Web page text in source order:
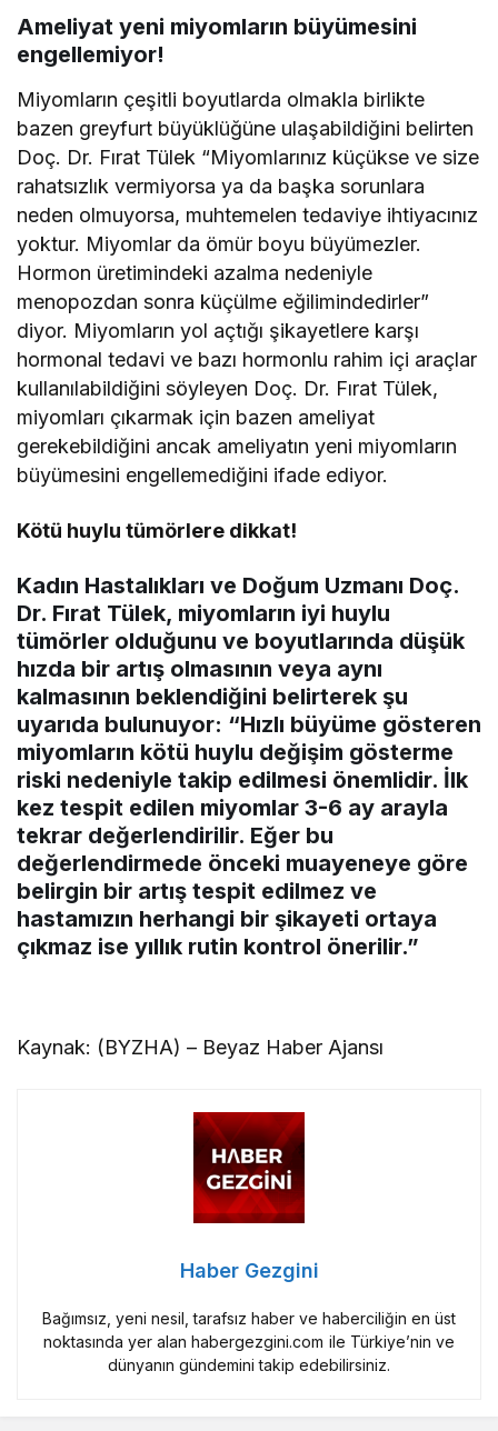
Ameliyat yeni miyomların büyümesini
engellemiyor!
Miyomların çeşitli boyutlarda olmakla birlikte
bazen greyfurt büyüklüğüne ulaşabildiğini belirten
Doç. Dr. Fırat Tülek “Miyomlarınız küçükse ve size
rahatsızlık vermiyorsa ya da başka sorunlara
neden olmuyorsa, muhtemelen tedaviye ihtiyacınız
yoktur. Miyomlar da ömür boyu büyümezler.
Hormon üretimindeki azalma nedeniyle
menopozdan sonra küçülme eğilimindedirler”
diyor. Miyomların yol açtığı şikayetlere karşı
hormonal tedavi ve bazı hormonlu rahim içi araçlar
kullanılabildiğini söyleyen Doç. Dr. Fırat Tülek,
miyomları çıkarmak için bazen ameliyat
gerekebildiğini ancak ameliyatın yeni miyomların
büyümesini engellemediğini ifade ediyor.
Kötü huylu tümörlere dikkat!
Kadın Hastalıkları ve Doğum Uzmanı Doç.
Dr. Fırat Tülek, miyomların iyi huylu
tümörler olduğunu ve boyutlarında düşük
hızda bir artış olmasının veya aynı
kalmasının beklendiğini belirterek şu
uyarıda bulunuyor: “Hızlı büyüme gösteren
miyomların kötü huylu değişim gösterme
riski nedeniyle takip edilmesi önemlidir. İlk
kez tespit edilen miyomlar 3-6 ay arayla
tekrar değerlendirilir. Eğer bu
değerlendirmede önceki muayeneye göre
belirgin bir artış tespit edilmez ve
hastamızın herhangi bir şikayeti ortaya
çıkmaz ise yıllık rutin kontrol önerilir.”
Kaynak: (BYZHA) – Beyaz Haber Ajansı
Haber Gezgini
Bağımsız, yeni nesil, tarafsız haber ve haberciliğin en üst
noktasında yer alan habergezgini.com ile Türkiye’nin ve
dünyanın gündemini takip edebilirsiniz.